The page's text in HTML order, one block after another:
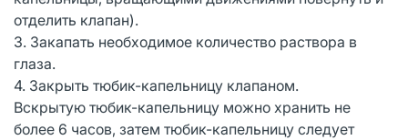
отделить клапан).
3. Закапать необходимое количество раствора в
глаза.
4. Закрыть тюбик-капельницу клапаном.
Вскрытую тюбик-капельницу можно хранить не
более 6 часов, затем тюбик-капельницу следует